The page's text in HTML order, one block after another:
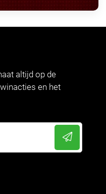
altijd op de
en het